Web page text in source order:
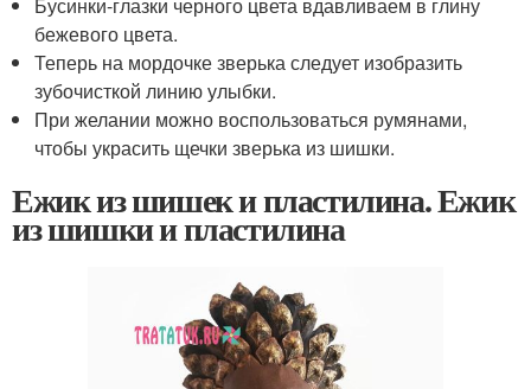
Бусинки-глазки черного цвета вдавливаем в глину
бежевого цвета.
Теперь на мордочке зверька следует изобразить
зубочисткой линию улыбки.
При желании можно воспользоваться румянами,
чтобы украсить щечки зверька из шишки.
Ежик из шишек и пластилина. Ежик
из шишки и пластилина